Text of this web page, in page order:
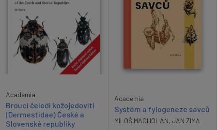
Academia
Brouci čeledi kožojedovití
(Dermestidae) České a
Slovenské republiky
Academia
Systém a fylogeneze savců
MILOŠ MACHOLÁN, JAN ZIMA